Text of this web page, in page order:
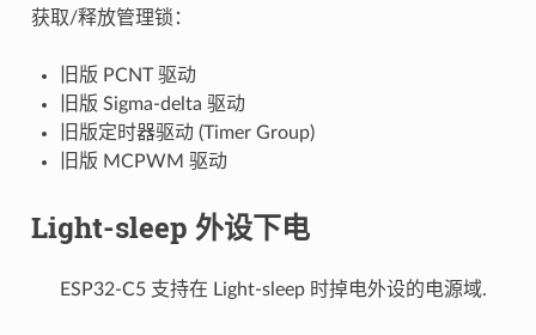
获取/释放管理锁：
旧版 PCNT 驱动
旧版 Sigma-delta 驱动
旧版定时器驱动 (Timer Group)
旧版 MCPWM 驱动
Light-sleep 外设下电
ESP32-C5 支持在 Light-sleep 时掉电外设的电源域.